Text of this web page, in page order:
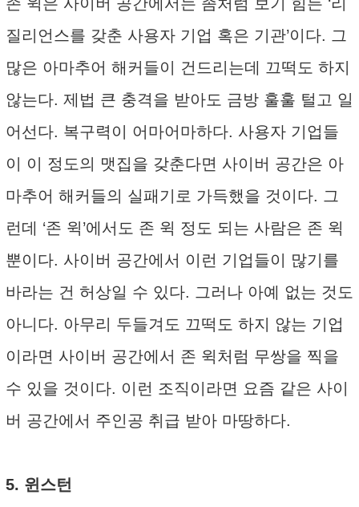
질리언스를 갖춘 사용자 기업 혹은 기관’이다. 그
많은 아마추어 해커들이 건드리는데 끄떡도 하지
않는다. 제법 큰 충격을 받아도 금방 훌훌 털고 일
어선다. 복구력이 어마어마하다. 사용자 기업들
이 이 정도의 맷집을 갖춘다면 사이버 공간은 아
마추어 해커들의 실패기로 가득했을 것이다. 그
런데 ‘존 윅’에서도 존 윅 정도 되는 사람은 존 윅
뿐이다. 사이버 공간에서 이런 기업들이 많기를
바라는 건 허상일 수 있다. 그러나 아예 없는 것도
아니다. 아무리 두들겨도 끄떡도 하지 않는 기업
이라면 사이버 공간에서 존 윅처럼 무쌍을 찍을
수 있을 것이다. 이런 조직이라면 요즘 같은 사이
버 공간에서 주인공 취급 받아 마땅하다.
5. 윈스턴